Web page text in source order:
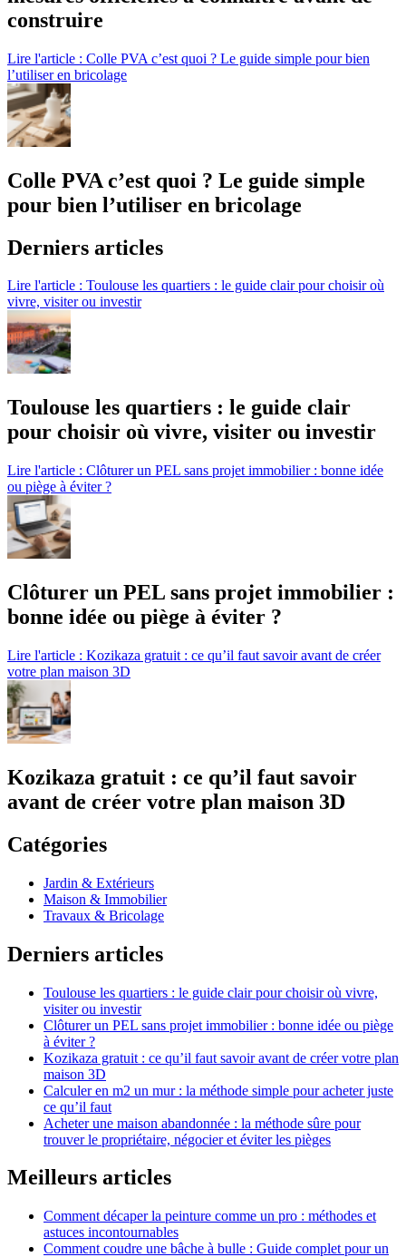
construire
Lire l'article : Colle PVA c’est quoi ? Le guide simple pour bien
l’utiliser en bricolage
Colle PVA c’est quoi ? Le guide simple
pour bien l’utiliser en bricolage
Derniers articles
Lire l'article : Toulouse les quartiers : le guide clair pour choisir où
vivre, visiter ou investir
Toulouse les quartiers : le guide clair
pour choisir où vivre, visiter ou investir
Lire l'article : Clôturer un PEL sans projet immobilier : bonne idée
ou piège à éviter ?
Clôturer un PEL sans projet immobilier :
bonne idée ou piège à éviter ?
Lire l'article : Kozikaza gratuit : ce qu’il faut savoir avant de créer
votre plan maison 3D
Kozikaza gratuit : ce qu’il faut savoir
avant de créer votre plan maison 3D
Catégories
Jardin & Extérieurs
Maison & Immobilier
Travaux & Bricolage
Derniers articles
Toulouse les quartiers : le guide clair pour choisir où vivre,
visiter ou investir
Clôturer un PEL sans projet immobilier : bonne idée ou piège
à éviter ?
Kozikaza gratuit : ce qu’il faut savoir avant de créer votre plan
maison 3D
Calculer en m2 un mur : la méthode simple pour acheter juste
ce qu’il faut
Acheter une maison abandonnée : la méthode sûre pour
trouver le propriétaire, négocier et éviter les pièges
Meilleurs articles
Comment décaper la peinture comme un pro : méthodes et
astuces incontournables
Comment coudre une bâche à bulle : Guide complet pour un